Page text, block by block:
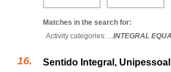
Matches in the search for:
Activity categories: ...INTEGRAL
Sentido Integral,